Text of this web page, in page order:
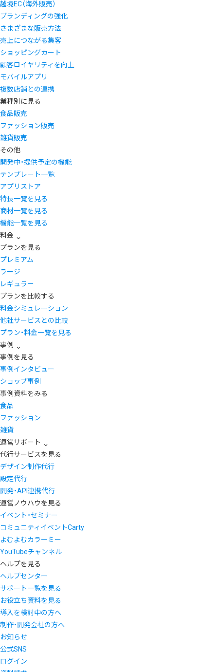
越境EC（海外販売）
ブランディングの強化
さまざまな販売方法
売上につながる集客
ショッピングカート
顧客ロイヤリティを向上
モバイルアプリ
複数店舗との連携
業種別に見る
食品販売
ファッション販売
雑貨販売
その他
開発中・提供予定の機能
テンプレート一覧
アプリストア
特長一覧を見る
商材一覧を見る
機能一覧を見る
料金
プランを見る
プレミアム
ラージ
レギュラー
プランを比較する
料金シミュレーション
他社サービスとの比較
プラン・料金一覧を見る
事例
事例を見る
事例インタビュー
ショップ事例
事例資料をみる
食品
ファッション
雑貨
運営サポート
代行サービスを見る
デザイン制作代行
設定代行
開発・API連携代行
運営ノウハウを見る
イベント・セミナー
コミュニティイベントCarty
よむよむカラーミー
YouTubeチャンネル
ヘルプを見る
ヘルプセンター
サポート一覧を見る
お役立ち資料を見る
導入を検討中の方へ
制作・開発会社の方へ
お知らせ
公式SNS
ログイン